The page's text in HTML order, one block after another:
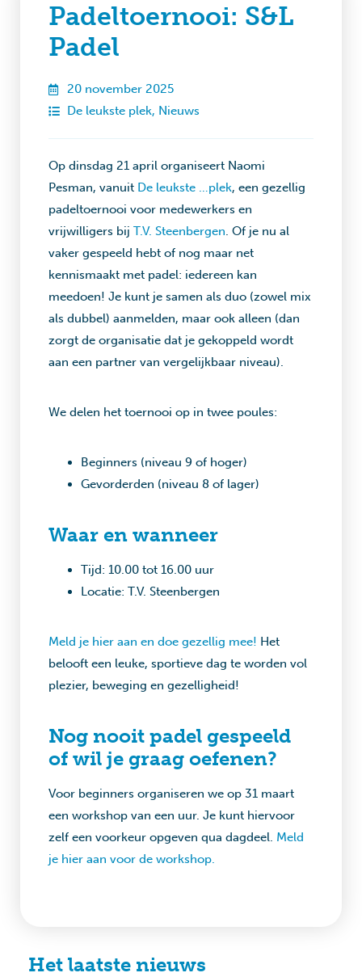
Padeltoernooi: S&L
Padel
20 november 2025
De leukste plek, Nieuws
Op dinsdag 21 april organiseert Naomi
Pesman, vanuit De leukste …plek, een gezellig
padeltoernooi voor medewerkers en
vrijwilligers bij T.V. Steenbergen. Of je nu al
vaker gespeeld hebt of nog maar net
kennismaakt met padel: iedereen kan
meedoen! Je kunt je samen als duo (zowel mix
als dubbel) aanmelden, maar ook alleen (dan
zorgt de organisatie dat je gekoppeld wordt
aan een partner van vergelijkbaar niveau).
We delen het toernooi op in twee poules:
Beginners (niveau 9 of hoger)
Gevorderden (niveau 8 of lager)
Waar en wanneer
Tijd: 10.00 tot 16.00 uur
Locatie: T.V. Steenbergen
Meld je hier aan en doe gezellig mee! Het
belooft een leuke, sportieve dag te worden vol
plezier, beweging en gezelligheid!
Nog nooit padel gespeeld
of wil je graag oefenen?
Voor beginners organiseren we op 31 maart
een workshop van een uur. Je kunt hiervoor
zelf een voorkeur opgeven qua dagdeel. Meld
je hier aan voor de workshop.
Het laatste nieuws